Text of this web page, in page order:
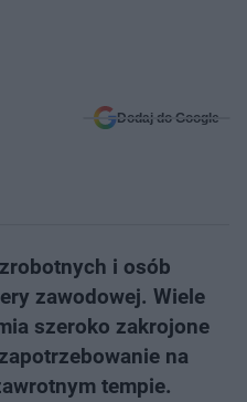
Dodaj do Google
i osób
zawodowej. Wiele
szeroko zakrojone
na
tempie.